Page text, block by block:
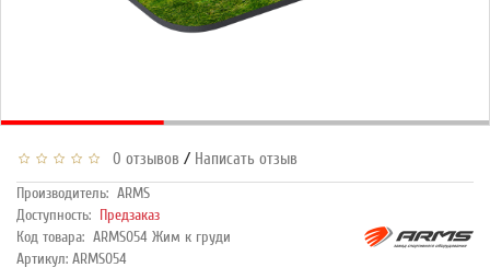
0 отзывов / Написать отзыв
Производитель: ARMS
Доступность: Предзаказ
Код товара: ARMS054 Жим к груди
Артикул: ARMS054